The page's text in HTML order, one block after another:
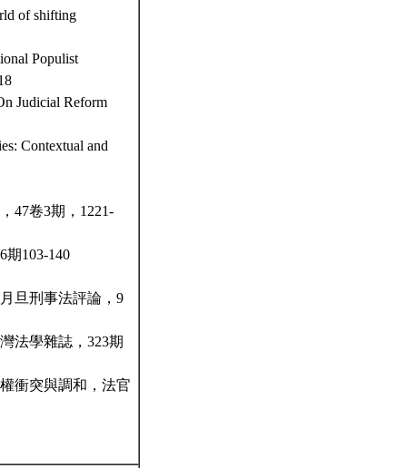
of shifting
Populist
Judicial Reform
Contextual and
47卷3期，1221-
103-140
旦刑事法評論，9
法學雜誌，323期
衝突與調和，法官